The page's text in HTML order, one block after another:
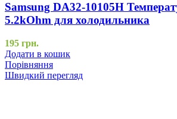
Samsung DA32-10105H
5.2kOhm для холодильника
195 грн.
Додати в кошик
Порівняння
Швидкий перегляд